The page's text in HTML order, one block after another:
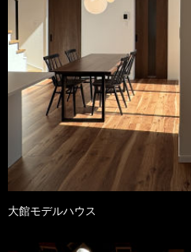
大館モデルハウス